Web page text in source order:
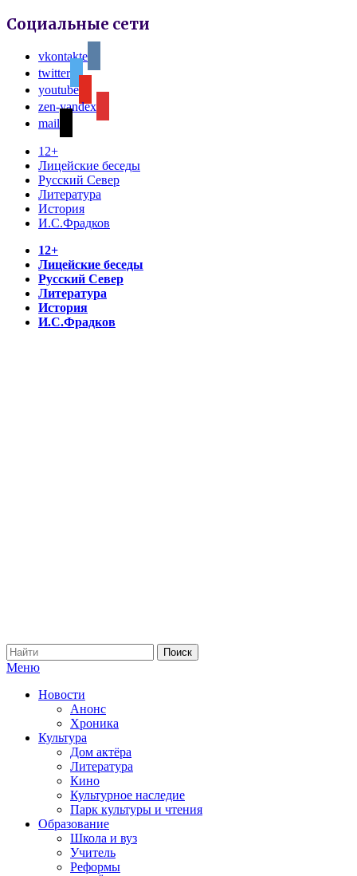
Социальные сети
vkontakte
twitter
youtube
zen-yandex
mail
12+
Лицейские беседы
Русский Север
Литература
История
И.С.Фрадков
12+
Лицейские беседы
Русский Север
Литература
История
И.С.Фрадков
Меню
Новости
Анонс
Хроника
Культура
Дом актёра
Литература
Кино
Культурное наследие
Парк культуры и чтения
Образование
Школа и вуз
Учитель
Реформы